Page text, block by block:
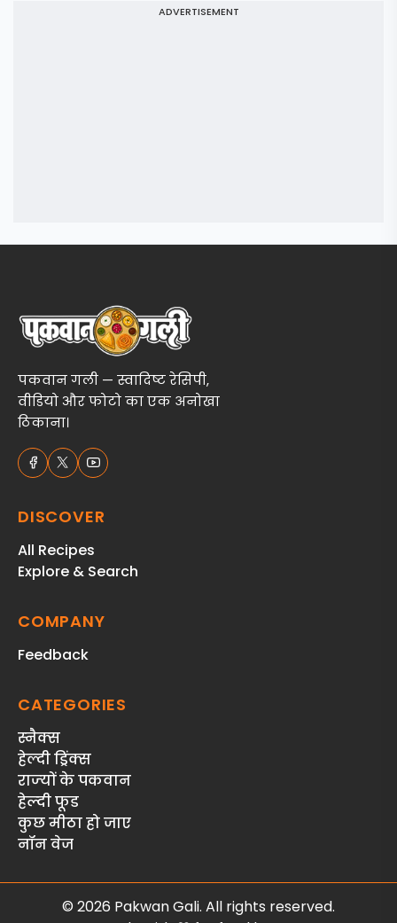
ADVERTISEMENT
पकवान गली — स्वादिष्ट रेसिपी,
वीडियो और फोटो का एक अनोखा
ठिकाना।
DISCOVER
All Recipes
Explore & Search
COMPANY
Feedback
CATEGORIES
स्‍नैक्‍स
हेल्दी ड्रिंक्स
राज्‍यों के पकवान
हेल्‍दी फूड
कुछ मीठा हो जाए
नॉन वेज
© 2026 Pakwan Gali. All rights reserved.